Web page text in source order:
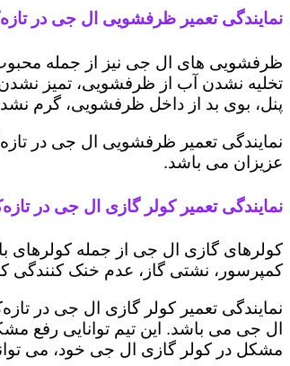
نمایندگی تعمیر ظرفشویی ال جی در
ظرفشویی های ال جی نیز از جمله
تخلیه نشدن آب از ظرفشویی، تمیز
پنل، بوی بد از داخل ظرفشویی، گرم
نمایندگی تعمیر ظرفشویی ال جی در
عزیزان می باشد.
نمایندگی تعمیر کولر گازی ال جی در
کولرهای گازی ال جی از جمله کولرهای
کمپرسور، نشتی گاز، عدم خنک کنندگی
نمایندگی تعمیر کولر گازی ال جی در
ال جی می باشد. این تیم توانایی رفع
مشکل در کولر گازی ال جی خود، می